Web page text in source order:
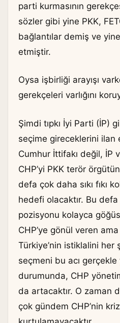
parti kurmasının
sözler gibi yine PKK,
bağlantılar demiş ve
etmiştir.
Oysa işbirliği arayışı
gerekçeleri varlığını
Şimdi tıpkı İyi Parti (İP)
seçime gireceklerini ilan
Cumhur İttifakı değil, İP
CHP’yi PKK terör
defa çok daha sıkı fıkı
hedefi olacaktır. Bu defa
pozisyonu kolayca
CHP’ye gönül veren
Türkiye’nin istiklalini
seçmeni bu acı
durumunda, CHP
da artacaktır. O zaman
çok gündem CHP’nin